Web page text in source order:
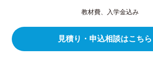
教材費、入学金込み
見積り・申込相談はこちら